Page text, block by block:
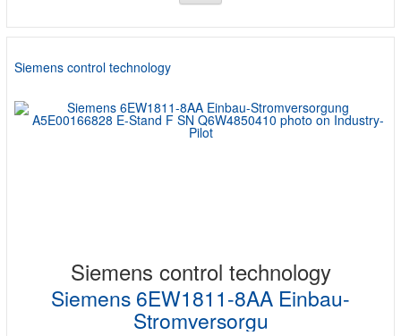
Siemens control technology
Siemens control technology
Siemens 6EW1811-8AA Einbau-
Stromversorgu